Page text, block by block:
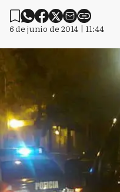
6 de junio de 2014 | 11:44